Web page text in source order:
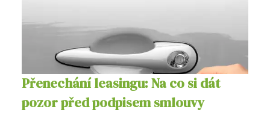
Přenechání leasingu: Na co si dát
pozor před podpisem smlouvy